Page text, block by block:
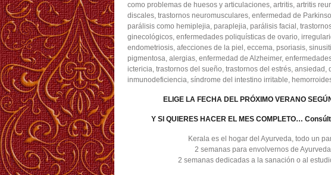
como problemas de huesos y articulaciones, artritis, artritis
discales, trastornos neuromusculares, enfermedad de
parálisis como hemiplejia, paraplejia, parálisis facial,
ginecológicos, enfermedades poliquísticas de ovario,
endometriosis, afecciones de la piel, eccema, psoriasis,
pigmentosa, alergias, enfermedad de Alzheimer,
ictericia, trastornos del sueño, trastornos del estrés,
inmunodeficiencia, síndrome del intestino irritable,
ELIGE LA FECHA DEL PRÓXIMO VERANO
Y SI QUIERES HACER EL MES COMPLETO…
Kerala es el hogar del Ayurveda, todo un
2 semanas para envolvernos de
2 semanas dedicadas a la sanación o al